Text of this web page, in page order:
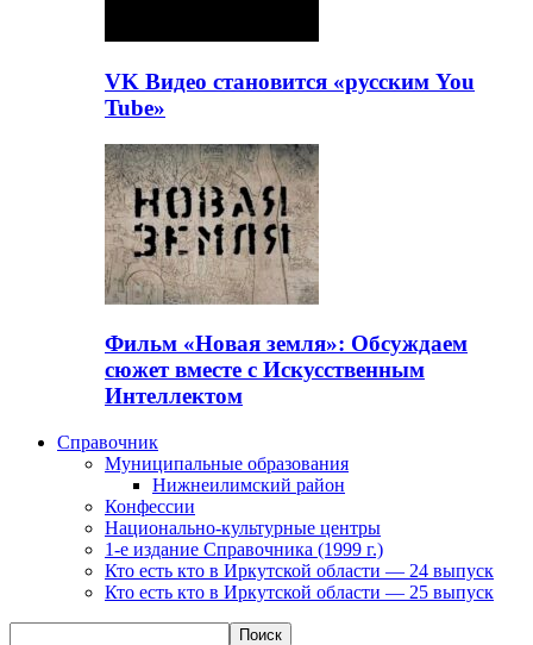
VK Видео становится «русским You
Tube»
Фильм «Новая земля»: Обсуждаем
сюжет вместе с Искусственным
Интеллектом
Справочник
Муниципальные образования
Нижнеилимский район
Конфессии
Национально-культурные центры
1-е издание Справочника (1999 г.)
Кто есть кто в Иркутской области — 24 выпуск
Кто есть кто в Иркутской области — 25 выпуск